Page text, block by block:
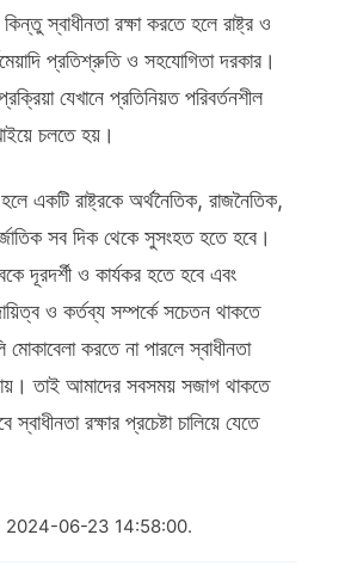
স্বাধীনতা রক্ষা করতে হলে রাষ্ট্র ও
প্রতিশ্রুতি ও সহযোগিতা দরকার।
যেখানে প্রতিনিয়ত পরিবর্তনশীল
চলতে হয়।
একটি রাষ্ট্রকে অর্থনৈতিক, রাজনৈতিক,
সব দিক থেকে সুসংহত হতে হবে।
দূরদর্শী ও কার্যকর হতে হবে এবং
ও কর্তব্য সম্পর্কে সচেতন থাকতে
করতে না পারলে স্বাধীনতা
তাই আমাদের সবসময় সজাগ থাকতে
রক্ষার প্রচেষ্টা চালিয়ে যেতে
2024-06-23 14:58:00.